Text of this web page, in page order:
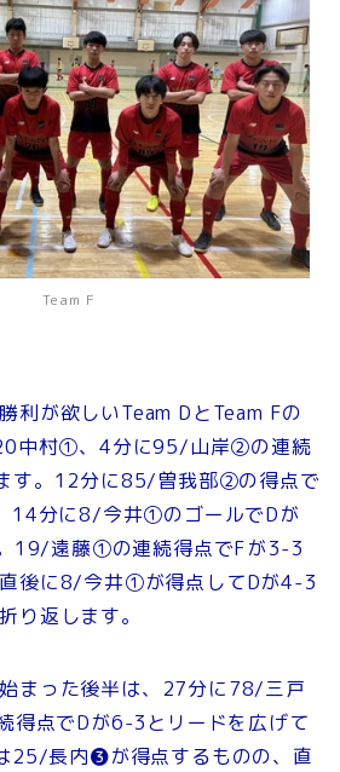
Team F
利が欲しいTeam DとTeam Fの
中村①、4分に95/山岸②の連続
す。12分に85/曽我部②の得点で
14分に8/今井①のゴールでDが
19/遠藤①の連続得点でFが3-3
後に8/今井①が得点してDが4-3
り返します。
まった後半は、27分に78/三戸
点でDが6-3とリードを広げて
25/長内❸が得点するものの、直